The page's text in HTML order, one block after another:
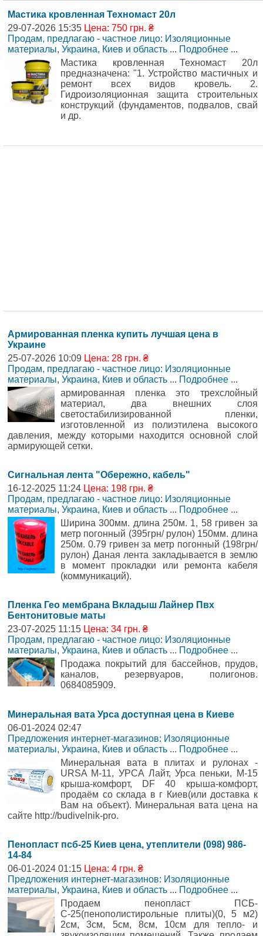
Мастика кровленная Техномаст 20л
29-07-2026 15:35 Цена: 750 грн. ₴
Продам, предлагаю - частное лицо: Изоляционные
материалы, Украина, Киев и область ... Подробнее ...
Мастика кровленная Техномаст 20л
предназначена: "1. Устройство мастичных и
ремонт всех видов кровель. 2.
Гидроизоляционная защита строительных
конструкций (фундаментов, подвалов, свай
и др.
Армированная пленка купить лучшая цена в
Украине
25-07-2026 10:09 Цена: 28 грн. ₴
Продам, предлагаю - частное лицо: Изоляционные
материалы, Украина, Киев и область ... Подробнее ...
армированная пленка это трехслойный
материал, два внешних слоя
светостабилизированной пленки,
изготовленной из полиэтилена высокого
давления, между которыми находится основной слой
армирующей сетки.
Сигнальная лента "Обережно, кабель"
16-12-2025 11:24 Цена: 198 грн. ₴
Продам, предлагаю - частное лицо: Изоляционные
материалы, Украина, Киев и область ... Подробнее ...
Ширина 300мм. длина 250м. 1, 58 гривен за
метр погонный (395грн/ рулон) 150мм. длина
250м. 0.79 гривен за метр погонный (198грн/
рулон) Даная лента закладывается в землю
в момент прокладки или ремонта кабеля
(коммуникаций).
Пленка Гео мембрана Вкладыш Лайнер Пвх
Бентонитовые маты
23-07-2025 11:15 Цена: 34 грн. ₴
Продам, предлагаю - частное лицо: Изоляционные
материалы, Украина, Киев и область ... Подробнее ...
Продажа покрытий для бассейнов, прудов,
каналов, резервуаров, полигонов.
0684085909.
Минеральная вата Урса доступная цена в Киеве
06-01-2024 02:47
Предложения интернет-магазинов: Изоляционные
материалы, Украина, Киев и область ... Подробнее ...
Минеральная вата в плитах и рулонах -
URSA М-11, УРСА Лайт, Урса пеньки, М-15
крыша-комфорт, DF 40 крыша-комфорт,
продаём со склада в г Киев(или доставка к
Вам на объект). Минеральная вата цена на
сайте http://budivelnik-pro.
Пенопласт псб-25 Киев цена, утеплители (098) 986-
14-84
06-01-2024 01:15 Цена: 4 грн. ₴
Предложения интернет-магазинов: Изоляционные
материалы, Украина, Киев и область ... Подробнее ...
Продаем пенопласт ПСБ-
С-25(пенополистирольные плиты)(0, 5 м2)
2см, 3см, 5см, 8см, 10см для тепло- и